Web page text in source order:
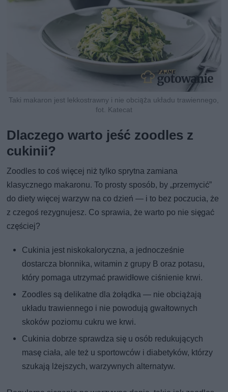
Taki makaron jest lekkostrawny i nie obciąża układu trawiennego,
fot. Katecat
Dlaczego warto jeść zoodles z
cukinii?
Zoodles to coś więcej niż tylko sprytna zamiana
klasycznego makaronu. To prosty sposób, by „przemycić”
do diety więcej warzyw na co dzień — i to bez poczucia, że
z czegoś rezygnujesz. Co sprawia, że warto po nie sięgać
częściej?
Cukinia jest niskokaloryczna, a jednocześnie
dostarcza błonnika, witamin z grupy B oraz potasu,
który pomaga utrzymać prawidłowe ciśnienie krwi.
Zoodles są delikatne dla żołądka — nie obciążają
układu trawiennego i nie powodują gwałtownych
skoków poziomu cukru we krwi.
Cukinia dobrze sprawdza się u osób redukujących
masę ciała, ale też u sportowców i diabetyków, którzy
szukają lżejszych, warzywnych alternatyw.